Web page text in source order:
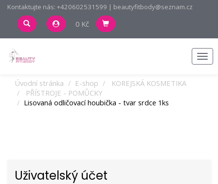
Kontaktujte nás: +420602531599 | beautyfitbody@seznam.cz
0 Kč
Úvodní stránka E-shop
KOREJSKÁ KOSMETIKA
PŘÍSTROJE - POMŮCKY
Lisovaná odličovací houbička - tvar srdce 1ks
Uživatelský účet